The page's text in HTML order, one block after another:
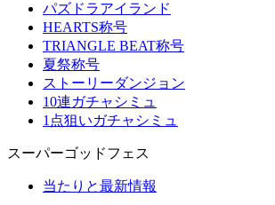
パズドラアイランド
HEARTS称号
TRIANGLE BEAT称号
夏祭称号
ストーリーダンジョン
10連ガチャシミュ
1点狙いガチャシミュ
スーパーゴッドフェス
当たりと最新情報